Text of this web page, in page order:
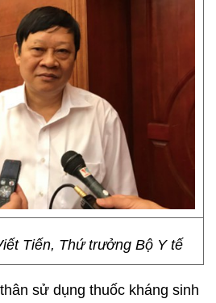
Tiến, Thứ trưởng Bộ Y tế
sử dụng thuốc kháng sinh